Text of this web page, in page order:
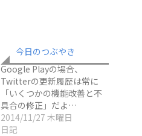
今日のつぶやき
Google Playの場合、
Twitterの更新履歴は常に
「いくつかの機能改善と不
具合の修正」だよ…
2014/11/27 木曜日
日記